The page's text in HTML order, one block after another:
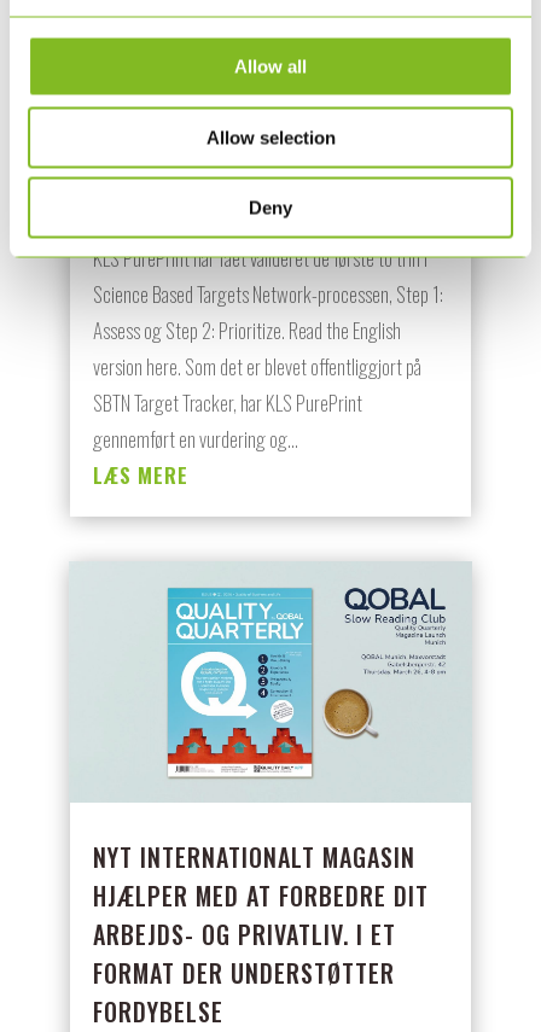
Allow all
Allow selection
Deny
KLS PUREPRINT FÅR VALIDERET
KORTLÆGNING OG PRIORITERING
AF SINE NATURPÅVIRKNINGER
KLS PurePrint har fået valideret de første to trin i
Science Based Targets Network-processen, Step 1:
Assess og Step 2: Prioritize. Read the English
version here. Som det er blevet offentliggjort på
SBTN Target Tracker, har KLS PurePrint
gennemført en vurdering og...
LÆS MERE
NYT INTERNATIONALT MAGASIN
HJÆLPER MED AT FORBEDRE DIT
ARBEJDS- OG PRIVATLIV. I ET
FORMAT DER UNDERSTØTTER
FORDYBELSE